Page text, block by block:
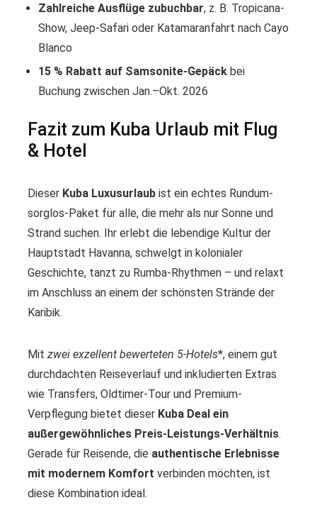
Zahlreiche Ausflüge zubuchbar, z. B. Tropicana-
Show, Jeep-Safari oder Katamaranfahrt nach Cayo
Blanco
15 % Rabatt auf Samsonite-Gepäck bei
Buchung zwischen Jan.–Okt. 2026
Fazit zum Kuba Urlaub mit Flug
& Hotel
Dieser Kuba Luxusurlaub ist ein echtes Rundum-
sorglos-Paket für alle, die mehr als nur Sonne und
Strand suchen. Ihr erlebt die lebendige Kultur der
Hauptstadt Havanna, schwelgt in kolonialer
Geschichte, tanzt zu Rumba-Rhythmen – und relaxt
im Anschluss an einem der schönsten Strände der
Karibik.
Mit zwei exzellent bewerteten 5-Hotels*, einem gut
durchdachten Reiseverlauf und inkludierten Extras
wie Transfers, Oldtimer-Tour und Premium-
Verpflegung bietet dieser Kuba Deal ein
außergewöhnliches Preis-Leistungs-Verhältnis.
Gerade für Reisende, die authentische Erlebnisse
mit modernem Komfort verbinden möchten, ist
diese Kombination ideal.